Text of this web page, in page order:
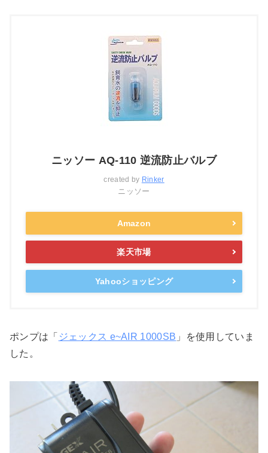
ニッソー AQ-110 逆流防止バルブ
created by Rinker
ニッソー
Amazon
楽天市場
Yahooショッピング
ポンプは「 ジェックス e~AIR 1000SB 」を使用していま
した。